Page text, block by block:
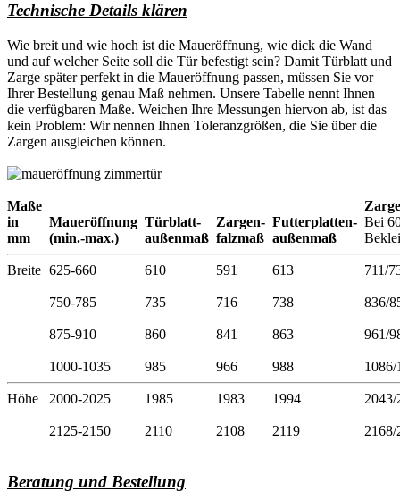
Technische Details klären
Wie breit und wie hoch ist die Maueröffnung, wie dick die Wand
und auf welcher Seite soll die Tür befestigt sein? Damit Türblatt und
Zarge später perfekt in die Maueröffnung passen, müssen Sie vor
Ihrer Bestellung genau Maß nehmen. Unsere Tabelle nennt Ihnen
die verfügbaren Maße. Weichen Ihre Messungen hiervon ab, ist das
kein Problem: Wir nennen Ihnen Toleranzgrößen, die Sie über die
Zargen ausgleichen können.
Maße
in
mm
Maueröffnung
(min.-max.)
Türblatt-
außenmaß
Zargen-
falzmaß
Futterplatten-
außenmaß
Bei
Breite 625-660 610 591 613 711/
750-785 735 716 738 836/
875-910 860 841 863 961/
1000-1035 985 966 988 1086/
Höhe 2000-2025 1985 1983 1994 2043/
2125-2150 2110 2108 2119 2168/
Beratung und Bestellung